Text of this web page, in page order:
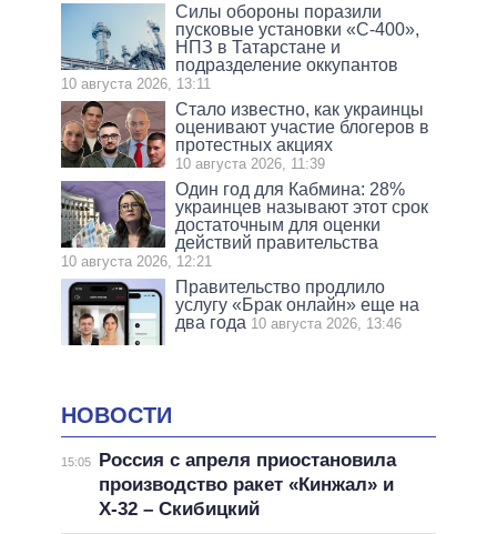
Силы обороны поразили
пусковые установки «С-400»,
НПЗ в Татарстане и
подразделение оккупантов
10 августа 2026, 13:11
Стало известно, как украинцы
оценивают участие блогеров в
протестных акциях
10 августа 2026, 11:39
Один год для Кабмина: 28%
украинцев называют этот срок
достаточным для оценки
действий правительства
10 августа 2026, 12:21
Правительство продлило
услугу «Брак онлайн» еще на
два года 10 августа 2026, 13:46
НОВОСТИ
15:05
Россия с апреля приостановила
производство ракет «Кинжал» и
Х-32 – Скибицкий